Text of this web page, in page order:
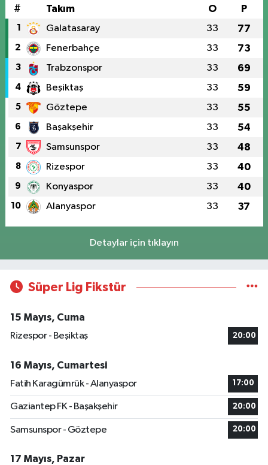
# Takım O P
1 Galatasaray 33 77
2 Fenerbahçe 33 73
3 Trabzonspor 33 69
4 Beşiktaş 33 59
5 Göztepe 33 55
6 Başakşehir 33 54
7 Samsunspor 33 48
8 Rizespor 33 40
9 Konyaspor 33 40
10 Alanyaspor 33 37
Detaylar için tıklayın
Süper Lig Fikstür
15 Mayıs, Cuma
Rizespor - Beşiktaş
20:00
16 Mayıs, Cumartesi
Fatih Karagümrük - Alanyaspor
17:00
Gaziantep FK - Başakşehir 20:00
Samsunspor - Göztepe 20:00
17 Mayıs, Pazar